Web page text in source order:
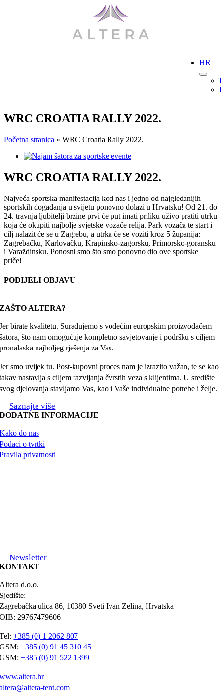
HR
WRC CROATIA RALLY 2022.
Početna stranica » WRC Croatia Rally 2022.
View
Image
WRC CROATIA RALLY 2022.
Najveća sportska manifestacija kod nas i jedno od najgledanijih
sportskih događanja u svijetu ponovno dolazi u Hrvatsku! Od 21. do
24. travnja ljubitelji brzine prvi će put imati priliku uživo pratiti utrku
koja će okupiti najbolje svjetske vozače relija. Park vozača te start i
cilj nalazit će se u Zagrebu, a utrka će se voziti kroz 5 županija:
Zagrebačku, Karlovačku, Krapinsko-zagorsku, Primorsko-goransku
i Varaždinsku. Ponosni smo što smo ponovno dio ove sportske
priče!
PODIJELI OBJAVU
ZAŠTO ALTERA?
Jer birate kvalitetu. Surađujemo s vodećim europskim proizvođačem
šatora, što nam omogućuje kompletno savjetovanje i podršku s ciljem
pronalaska najboljeg rješenja za Vas.
Jer smo uvijek tu. Post-kupovni proces nam je izrazito važan, te se kao
takav nastavlja s ciljem razvijanja čvrstih veza s klijentima. U središte
svog djelovanja stavljamo Vas, kao i Vaše individualne potrebe i želje.
Saznajte više
DODATNE INFORMACIJE
Kako do nas
Podaci o tvrtki
Pravila privatnosti
Newsletter
KONTAKT
Altera d.o.o.
Sjedište:
Zagrebačka ulica 86, 10380 Sveti Ivan Zelina, Hrvatska
OIB: 29767479606
Tel:+385 (0) 1 2062 807
GSM:+385 (0) 91 45 310 45
GSM:+385 (0) 91 522 1399
www.altera.hr
altera@altera-tent.com